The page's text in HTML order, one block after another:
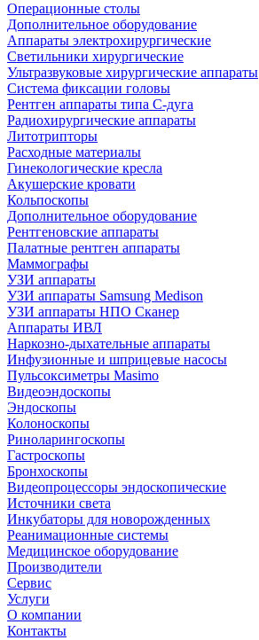
Операционные столы
Дополнительное оборудование
Аппараты электрохирургические
Светильники хирургические
Ультразвуковые хирургические аппараты
Система фиксации головы
Рентген аппараты типа С-дуга
Радиохирургические аппараты
Литотрипторы
Расходные материалы
Гинекологические кресла
Акушерские кровати
Кольпоскопы
Дополнительное оборудование
Рентгеновские аппараты
Палатные рентген аппараты
Маммографы
УЗИ аппараты
УЗИ аппараты Samsung Medison
УЗИ аппараты НПО Сканер
Аппараты ИВЛ
Наркозно-дыхательные аппараты
Инфузионные и шприцевые насосы
Пульсоксиметры Masimo
Видеоэндоскопы
Эндоскопы
Колоноскопы
Риноларингоскопы
Гастроскопы
Бронхоскопы
Видеопроцессоры эндоскопические
Источники света
Инкубаторы для новорожденных
Реанимационные системы
Медицинское оборудование
Производители
Сервис
Услуги
О компании
Контакты